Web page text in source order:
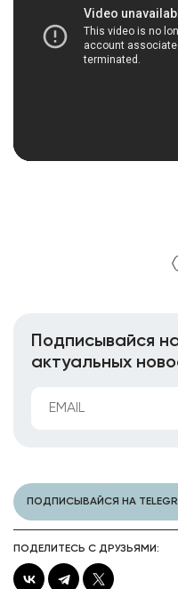
Подписывайся
актуальных
ПОДПИСЫВАЙСЯ НА
ПОДЕЛИТЕСЬ С ДРУЗЬЯМИ: